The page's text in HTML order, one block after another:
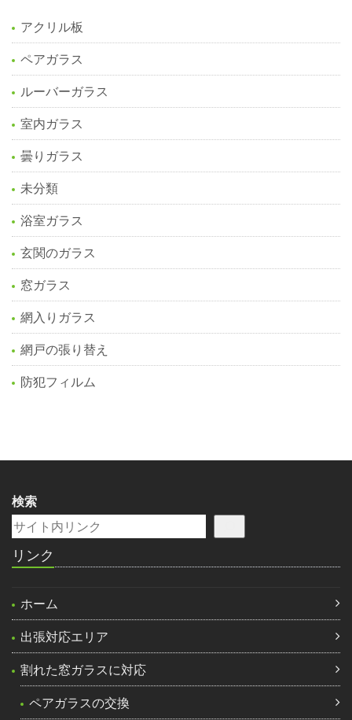
アクリル板
ペアガラス
ルーバーガラス
室内ガラス
曇りガラス
未分類
浴室ガラス
玄関のガラス
窓ガラス
網入りガラス
網戸の張り替え
防犯フィルム
検索
リンク
ホーム
出張対応エリア
割れた窓ガラスに対応
ペアガラスの交換